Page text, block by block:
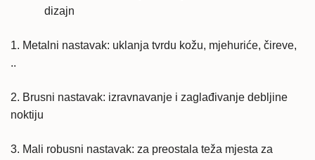
dizajn
1. Metalni nastavak: uklanja tvrdu kožu, mjehuriće, čireve,
..
2. Brusni nastavak: izravnavanje i zaglađivanje debljine
noktiju
3. Mali robusni nastavak: za preostala teža mjesta za